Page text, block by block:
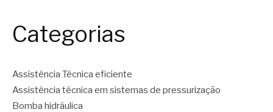
Categorias
Assistência Técnica eficiente
Assistência técnica em sistemas de pressurização
Bomba hidráulica